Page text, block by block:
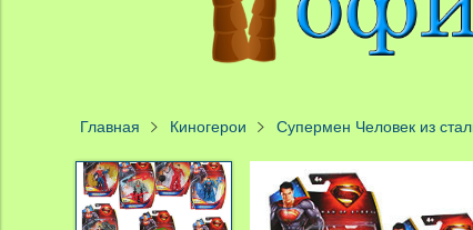
Главная Киногерои Супермен Человек из